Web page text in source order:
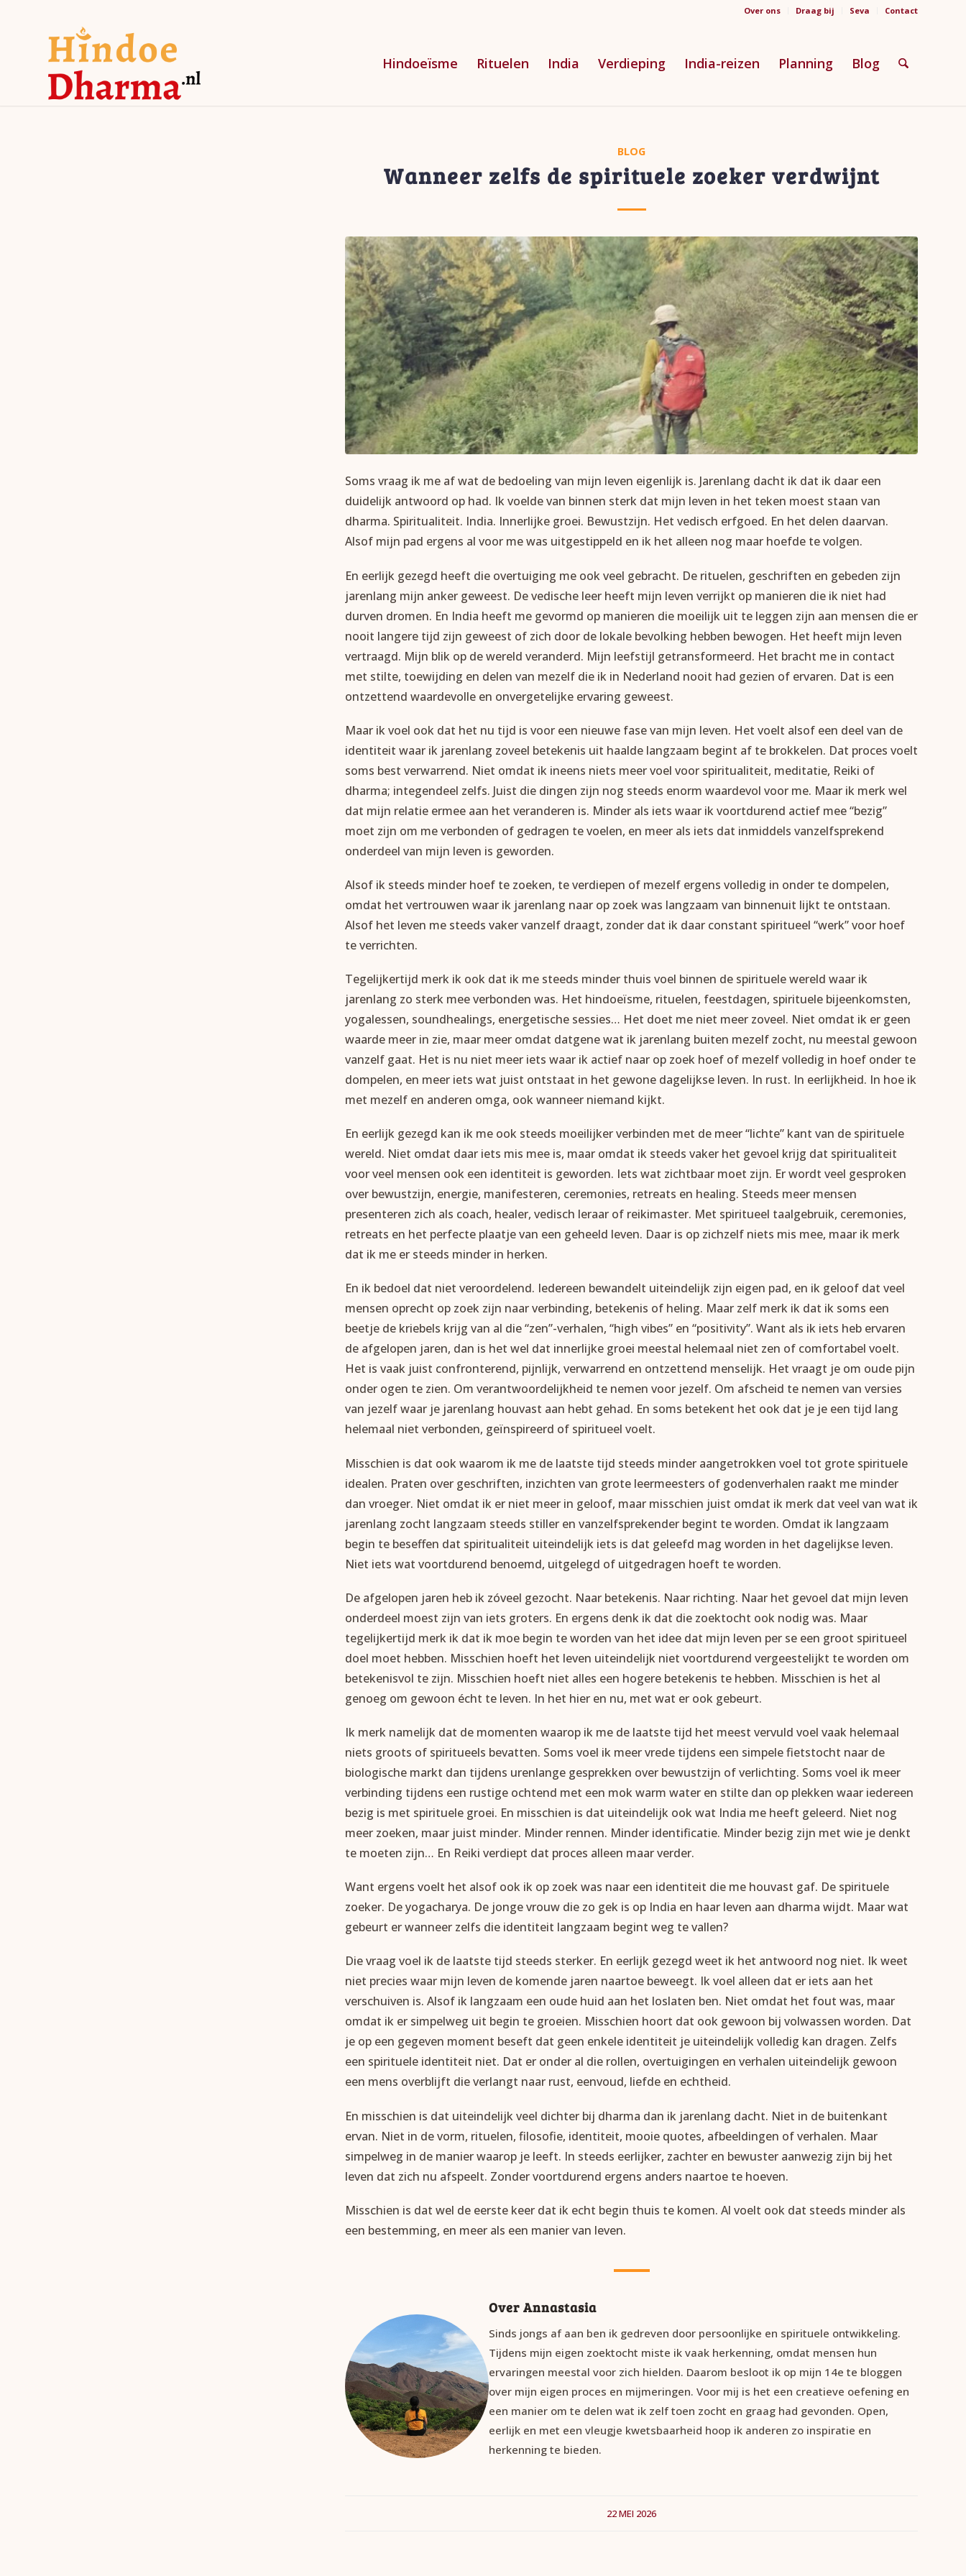
Over ons Draag bij Seva Contact
Hindoeïsme Rituelen India Verdieping India-reizen Planning Blog
BLOG
Wanneer zelfs de spirituele zoeker verdwijnt
Soms vraag ik me af wat de bedoeling van mijn leven eigenlijk is. Jarenlang dacht ik dat ik daar een
duidelijk antwoord op had. Ik voelde van binnen sterk dat mijn leven in het teken moest staan van
dharma. Spiritualiteit. India. Innerlijke groei. Bewustzijn. Het vedisch erfgoed. En het delen daarvan.
Alsof mijn pad ergens al voor me was uitgestippeld en ik het alleen nog maar hoefde te volgen.
En eerlijk gezegd heeft die overtuiging me ook veel gebracht. De rituelen, geschriften en gebeden zijn
jarenlang mijn anker geweest. De vedische leer heeft mijn leven verrijkt op manieren die ik niet had
durven dromen. En India heeft me gevormd op manieren die moeilijk uit te leggen zijn aan mensen die er
nooit langere tijd zijn geweest of zich door de lokale bevolking hebben bewogen. Het heeft mijn leven
vertraagd. Mijn blik op de wereld veranderd. Mijn leefstijl getransformeerd. Het bracht me in contact
met stilte, toewijding en delen van mezelf die ik in Nederland nooit had gezien of ervaren. Dat is een
ontzettend waardevolle en onvergetelijke ervaring geweest.
Maar ik voel ook dat het nu tijd is voor een nieuwe fase van mijn leven. Het voelt alsof een deel van de
identiteit waar ik jarenlang zoveel betekenis uit haalde langzaam begint af te brokkelen. Dat proces voelt
soms best verwarrend. Niet omdat ik ineens niets meer voel voor spiritualiteit, meditatie, Reiki of
dharma; integendeel zelfs. Juist die dingen zijn nog steeds enorm waardevol voor me. Maar ik merk wel
dat mijn relatie ermee aan het veranderen is. Minder als iets waar ik voortdurend actief mee “bezig”
moet zijn om me verbonden of gedragen te voelen, en meer als iets dat inmiddels vanzelfsprekend
onderdeel van mijn leven is geworden.
Alsof ik steeds minder hoef te zoeken, te verdiepen of mezelf ergens volledig in onder te dompelen,
omdat het vertrouwen waar ik jarenlang naar op zoek was langzaam van binnenuit lijkt te ontstaan.
Alsof het leven me steeds vaker vanzelf draagt, zonder dat ik daar constant spiritueel “werk” voor hoef
te verrichten.
Tegelijkertijd merk ik ook dat ik me steeds minder thuis voel binnen de spirituele wereld waar ik
jarenlang zo sterk mee verbonden was. Het hindoeïsme, rituelen, feestdagen, spirituele bijeenkomsten,
yogalessen, soundhealings, energetische sessies… Het doet me niet meer zoveel. Niet omdat ik er geen
waarde meer in zie, maar meer omdat datgene wat ik jarenlang buiten mezelf zocht, nu meestal gewoon
vanzelf gaat. Het is nu niet meer iets waar ik actief naar op zoek hoef of mezelf volledig in hoef onder te
dompelen, en meer iets wat juist ontstaat in het gewone dagelijkse leven. In rust. In eerlijkheid. In hoe ik
met mezelf en anderen omga, ook wanneer niemand kijkt.
En eerlijk gezegd kan ik me ook steeds moeilijker verbinden met de meer “lichte” kant van de spirituele
wereld. Niet omdat daar iets mis mee is, maar omdat ik steeds vaker het gevoel krijg dat spiritualiteit
voor veel mensen ook een identiteit is geworden. Iets wat zichtbaar moet zijn. Er wordt veel gesproken
over bewustzijn, energie, manifesteren, ceremonies, retreats en healing. Steeds meer mensen
presenteren zich als coach, healer, vedisch leraar of reikimaster. Met spiritueel taalgebruik, ceremonies,
retreats en het perfecte plaatje van een geheeld leven. Daar is op zichzelf niets mis mee, maar ik merk
dat ik me er steeds minder in herken.
En ik bedoel dat niet veroordelend. Iedereen bewandelt uiteindelijk zijn eigen pad, en ik geloof dat veel
mensen oprecht op zoek zijn naar verbinding, betekenis of heling. Maar zelf merk ik dat ik soms een
beetje de kriebels krijg van al die “zen”-verhalen, “high vibes” en “positivity”. Want als ik iets heb ervaren
de afgelopen jaren, dan is het wel dat innerlijke groei meestal helemaal niet zen of comfortabel voelt.
Het is vaak juist confronterend, pijnlijk, verwarrend en ontzettend menselijk. Het vraagt je om oude pijn
onder ogen te zien. Om verantwoordelijkheid te nemen voor jezelf. Om afscheid te nemen van versies
van jezelf waar je jarenlang houvast aan hebt gehad. En soms betekent het ook dat je je een tijd lang
helemaal niet verbonden, geïnspireerd of spiritueel voelt.
Misschien is dat ook waarom ik me de laatste tijd steeds minder aangetrokken voel tot grote spirituele
idealen. Praten over geschriften, inzichten van grote leermeesters of godenverhalen raakt me minder
dan vroeger. Niet omdat ik er niet meer in geloof, maar misschien juist omdat ik merk dat veel van wat ik
jarenlang zocht langzaam steeds stiller en vanzelfsprekender begint te worden. Omdat ik langzaam
begin te beseffen dat spiritualiteit uiteindelijk iets is dat geleefd mag worden in het dagelijkse leven.
Niet iets wat voortdurend benoemd, uitgelegd of uitgedragen hoeft te worden.
De afgelopen jaren heb ik zóveel gezocht. Naar betekenis. Naar richting. Naar het gevoel dat mijn leven
onderdeel moest zijn van iets groters. En ergens denk ik dat die zoektocht ook nodig was. Maar
tegelijkertijd merk ik dat ik moe begin te worden van het idee dat mijn leven per se een groot spiritueel
doel moet hebben. Misschien hoeft het leven uiteindelijk niet voortdurend vergeestelijkt te worden om
betekenisvol te zijn. Misschien hoeft niet alles een hogere betekenis te hebben. Misschien is het al
genoeg om gewoon écht te leven. In het hier en nu, met wat er ook gebeurt.
Ik merk namelijk dat de momenten waarop ik me de laatste tijd het meest vervuld voel vaak helemaal
niets groots of spiritueels bevatten. Soms voel ik meer vrede tijdens een simpele fietstocht naar de
biologische markt dan tijdens urenlange gesprekken over bewustzijn of verlichting. Soms voel ik meer
verbinding tijdens een rustige ochtend met een mok warm water en stilte dan op plekken waar iedereen
bezig is met spirituele groei. En misschien is dat uiteindelijk ook wat India me heeft geleerd. Niet nog
meer zoeken, maar juist minder. Minder rennen. Minder identificatie. Minder bezig zijn met wie je denkt
te moeten zijn… En Reiki verdiept dat proces alleen maar verder.
Want ergens voelt het alsof ook ik op zoek was naar een identiteit die me houvast gaf. De spirituele
zoeker. De yogacharya. De jonge vrouw die zo gek is op India en haar leven aan dharma wijdt. Maar wat
gebeurt er wanneer zelfs die identiteit langzaam begint weg te vallen?
Die vraag voel ik de laatste tijd steeds sterker. En eerlijk gezegd weet ik het antwoord nog niet. Ik weet
niet precies waar mijn leven de komende jaren naartoe beweegt. Ik voel alleen dat er iets aan het
verschuiven is. Alsof ik langzaam een oude huid aan het loslaten ben. Niet omdat het fout was, maar
omdat ik er simpelweg uit begin te groeien. Misschien hoort dat ook gewoon bij volwassen worden. Dat
je op een gegeven moment beseft dat geen enkele identiteit je uiteindelijk volledig kan dragen. Zelfs
een spirituele identiteit niet. Dat er onder al die rollen, overtuigingen en verhalen uiteindelijk gewoon
een mens overblijft die verlangt naar rust, eenvoud, liefde en echtheid.
En misschien is dat uiteindelijk veel dichter bij dharma dan ik jarenlang dacht. Niet in de buitenkant
ervan. Niet in de vorm, rituelen, filosofie, identiteit, mooie quotes, afbeeldingen of verhalen. Maar
simpelweg in de manier waarop je leeft. In steeds eerlijker, zachter en bewuster aanwezig zijn bij het
leven dat zich nu afspeelt. Zonder voortdurend ergens anders naartoe te hoeven.
Misschien is dat wel de eerste keer dat ik echt begin thuis te komen. Al voelt ook dat steeds minder als
een bestemming, en meer als een manier van leven.
Over Annastasia
Sinds jongs af aan ben ik gedreven door persoonlijke en spirituele ontwikkeling.
Tijdens mijn eigen zoektocht miste ik vaak herkenning, omdat mensen hun
ervaringen meestal voor zich hielden. Daarom besloot ik op mijn 14e te bloggen
over mijn eigen proces en mijmeringen. Voor mij is het een creatieve oefening en
een manier om te delen wat ik zelf toen zocht en graag had gevonden. Open,
eerlijk en met een vleugje kwetsbaarheid hoop ik anderen zo inspiratie en
herkenning te bieden.
22 MEI 2026